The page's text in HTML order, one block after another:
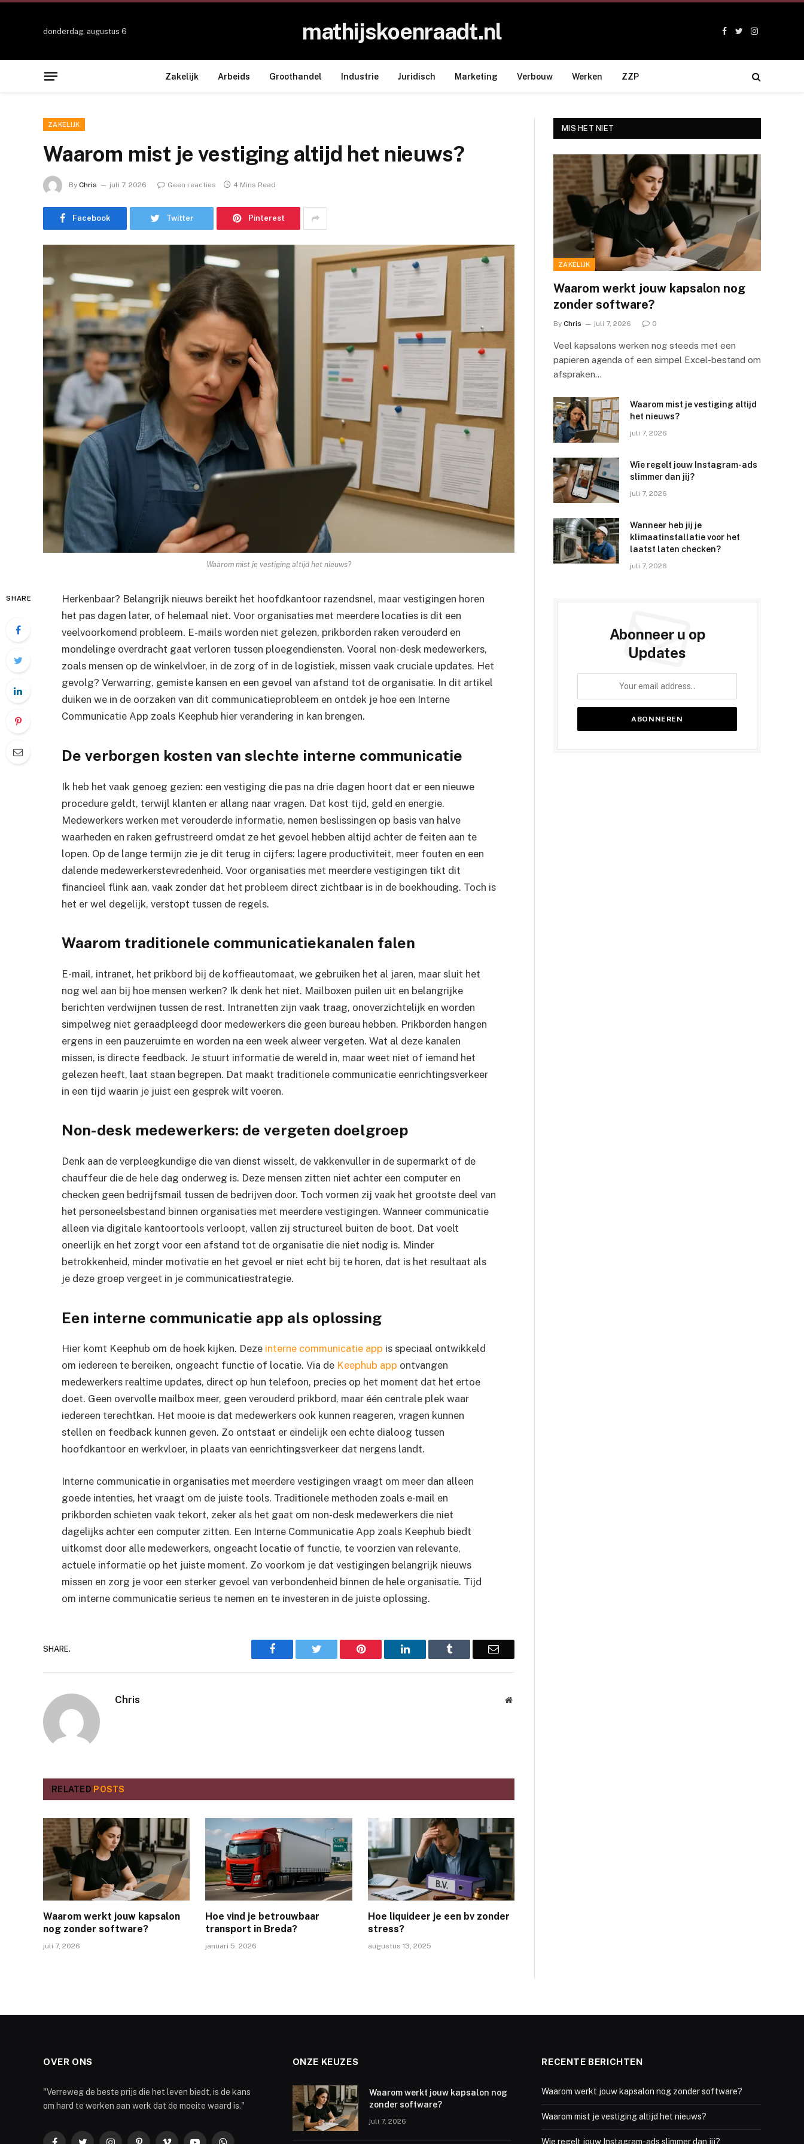
donderdag, augustus 6 mathijskoenraadt.nl Facebook
TwitterInstagram
Zakelijk Arbeids Groothandel Industrie Juridisch Marketing Verbouw Werken ZZP
ZAKELIJK
Waarom mist je vestiging altijd het nieuws?
By Chris juli 7, 2026 Geen reacties 4 Mins Read
Facebook Twitter Pinterest
Waarom mist je vestiging altijd het nieuws?
SHARE
Herkenbaar? Belangrijk nieuws bereikt het hoofdkantoor razendsnel, maar vestigingen horen
het pas dagen later, of helemaal niet. Voor organisaties met meerdere locaties is dit een
veelvoorkomend probleem. E-mails worden niet gelezen, prikborden raken verouderd en
mondelinge overdracht gaat verloren tussen ploegendiensten. Vooral non-desk medewerkers,
zoals mensen op de winkelvloer, in de zorg of in de logistiek, missen vaak cruciale updates. Het
gevolg? Verwarring, gemiste kansen en een gevoel van afstand tot de organisatie. In dit artikel
duiken we in de oorzaken van dit communicatieprobleem en ontdek je hoe een Interne
Communicatie App zoals Keephub hier verandering in kan brengen.
De verborgen kosten van slechte interne communicatie
Ik heb het vaak genoeg gezien: een vestiging die pas na drie dagen hoort dat er een nieuwe
procedure geldt, terwijl klanten er allang naar vragen. Dat kost tijd, geld en energie.
Medewerkers werken met verouderde informatie, nemen beslissingen op basis van halve
waarheden en raken gefrustreerd omdat ze het gevoel hebben altijd achter de feiten aan te
lopen. Op de lange termijn zie je dit terug in cijfers: lagere productiviteit, meer fouten en een
dalende medewerkerstevredenheid. Voor organisaties met meerdere vestigingen tikt dit
financieel flink aan, vaak zonder dat het probleem direct zichtbaar is in de boekhouding. Toch is
het er wel degelijk, verstopt tussen de regels.
Waarom traditionele communicatiekanalen falen
E-mail, intranet, het prikbord bij de koffieautomaat, we gebruiken het al jaren, maar sluit het
nog wel aan bij hoe mensen werken? Ik denk het niet. Mailboxen puilen uit en belangrijke
berichten verdwijnen tussen de rest. Intranetten zijn vaak traag, onoverzichtelijk en worden
simpelweg niet geraadpleegd door medewerkers die geen bureau hebben. Prikborden hangen
ergens in een pauzeruimte en worden na een week alweer vergeten. Wat al deze kanalen
missen, is directe feedback. Je stuurt informatie de wereld in, maar weet niet of iemand het
gelezen heeft, laat staan begrepen. Dat maakt traditionele communicatie eenrichtingsverkeer
in een tijd waarin je juist een gesprek wilt voeren.
Non-desk medewerkers: de vergeten doelgroep
Denk aan de verpleegkundige die van dienst wisselt, de vakkenvuller in de supermarkt of de
chauffeur die de hele dag onderweg is. Deze mensen zitten niet achter een computer en
checken geen bedrijfsmail tussen de bedrijven door. Toch vormen zij vaak het grootste deel van
het personeelsbestand binnen organisaties met meerdere vestigingen. Wanneer communicatie
alleen via digitale kantoortools verloopt, vallen zij structureel buiten de boot. Dat voelt
oneerlijk en het zorgt voor een afstand tot de organisatie die niet nodig is. Minder
betrokkenheid, minder motivatie en het gevoel er niet echt bij te horen, dat is het resultaat als
je deze groep vergeet in je communicatiestrategie.
Een interne communicatie app als oplossing
Hier komt Keephub om de hoek kijken. Deze interne communicatie app is speciaal ontwikkeld
om iedereen te bereiken, ongeacht functie of locatie. Via de Keephub app ontvangen
medewerkers realtime updates, direct op hun telefoon, precies op het moment dat het ertoe
doet. Geen overvolle mailbox meer, geen verouderd prikbord, maar één centrale plek waar
iedereen terechtkan. Het mooie is dat medewerkers ook kunnen reageren, vragen kunnen
stellen en feedback kunnen geven. Zo ontstaat er eindelijk een echte dialoog tussen
hoofdkantoor en werkvloer, in plaats van eenrichtingsverkeer dat nergens landt.
Interne communicatie in organisaties met meerdere vestigingen vraagt om meer dan alleen
goede intenties, het vraagt om de juiste tools. Traditionele methoden zoals e-mail en
prikborden schieten vaak tekort, zeker als het gaat om non-desk medewerkers die niet
dagelijks achter een computer zitten. Een Interne Communicatie App zoals Keephub biedt
uitkomst door alle medewerkers, ongeacht locatie of functie, te voorzien van relevante,
actuele informatie op het juiste moment. Zo voorkom je dat vestigingen belangrijk nieuws
missen en zorg je voor een sterker gevoel van verbondenheid binnen de hele organisatie. Tijd
om interne communicatie serieus te nemen en te investeren in de juiste oplossing.
SHARE. Facebook Twitter Pinterest LinkedIn Tumblr Email
Chris Website
RELATED POSTS
Waarom werkt jouw kapsalon
nog zonder software?
juli 7, 2026
Hoe vind je betrouwbaar
transport in Breda?
januari 5, 2026
Hoe liquideer je een bv zonder
stress?
augustus 13, 2025
MIS HET NIET
ZAKELIJK
Waarom werkt jouw kapsalon nog
zonder software?
By Chris juli 7, 2026 0
Veel kapsalons werken nog steeds met een
papieren agenda of een simpel Excel-bestand om
afspraken…
Waarom mist je vestiging altijd
het nieuws?
juli 7, 2026
Wie regelt jouw Instagram-ads
slimmer dan jij?
juli 7, 2026
Wanneer heb jij je
klimaatinstallatie voor het
laatst laten checken?
juli 7, 2026
Abonneer u op
Updates
OVER ONS
"Verreweg de beste prijs die het leven biedt, is de kans
om hard te werken aan werk dat de moeite waard is."
ONZE KEUZES
Waarom werkt jouw kapsalon nog
zonder software?
juli 7, 2026
RECENTE BERICHTEN
Waarom werkt jouw kapsalon nog zonder software?
Waarom mist je vestiging altijd het nieuws?
Wie regelt jouw Instagram-ads slimmer dan jij?